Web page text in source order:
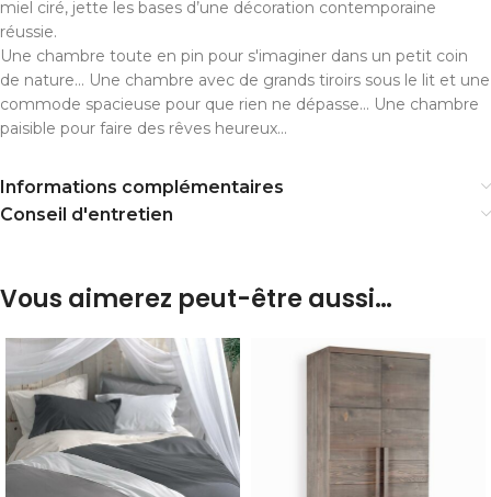
miel ciré, jette les bases d’une décoration contemporaine
réussie.
Une chambre toute en pin pour s'imaginer dans un petit coin
de nature... Une chambre avec de grands tiroirs sous le lit et une
commode spacieuse pour que rien ne dépasse... Une chambre
paisible pour faire des rêves heureux...
Informations complémentaires
Conseil d'entretien
Vous aimerez peut-être aussi…